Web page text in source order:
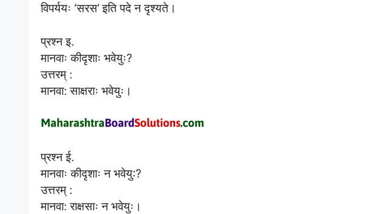
विपर्ययः ‘सरस’ इति पदे न दृश्यते।
प्रश्न इ.
मानवाः कीदृशाः भवेयुः?
उत्तरम् :
मानवा: साक्षराः भवेयुः।
प्रश्न ई.
मानवाः कीदृशाः न भवेयु:?
उत्तरम् :
मानवा: राक्षसाः न भवेयुः।